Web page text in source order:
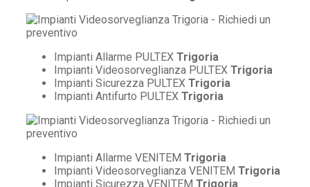
Impianti Allarme PULTEX Trigoria
Impianti Videosorveglianza PULTEX Trigoria
Impianti Sicurezza PULTEX Trigoria
Impianti Antifurto PULTEX Trigoria
Impianti Allarme VENITEM Trigoria
Impianti Videosorveglianza VENITEM Trigoria
Impianti Sicurezza VENITEM Trigoria